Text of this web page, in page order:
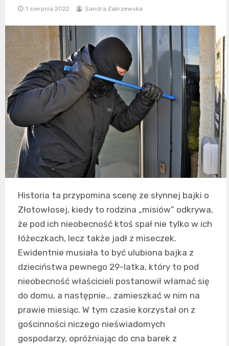
1 sierpnia 2022 Sandra Zakrzewska
Historia ta przypomina scenę ze słynnej bajki o
Złotowłosej, kiedy to rodzina „misiów” odkrywa,
że pod ich nieobecność ktoś spał nie tylko w ich
łóżeczkach, lecz także jadł z miseczek.
Ewidentnie musiała to być ulubiona bajka z
dzieciństwa pewnego 29-latka, który to pod
nieobecność właścicieli postanowił włamać się
do domu, a następnie… zamieszkać w nim na
prawie miesiąc. W tym czasie korzystał on z
gościnności niczego nieświadomych
gospodarzy, opróżniając do cna barek z